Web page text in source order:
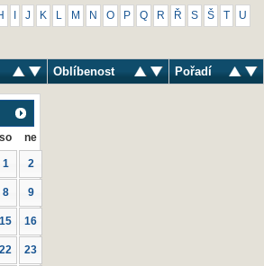
J K M N O P Q R Ř S Š U
Oblíbenost Pořadí
so ne
1 2
8 9
15 16
22 23